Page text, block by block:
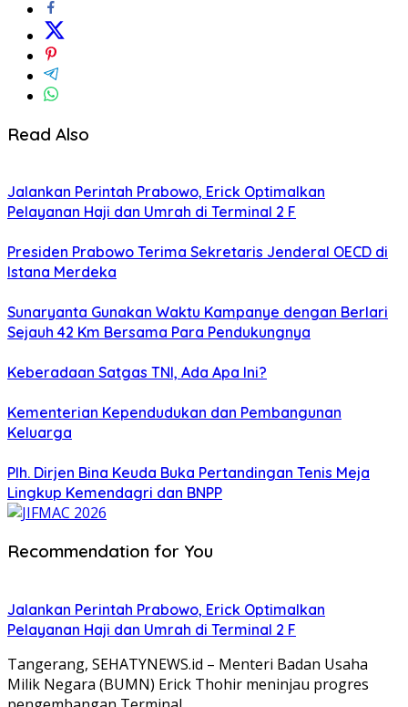
Read Also
Jalankan Perintah Prabowo, Erick Optimalkan
Pelayanan Haji dan Umrah di Terminal 2 F
Presiden Prabowo Terima Sekretaris Jenderal OECD di
Istana Merdeka
Sunaryanta Gunakan Waktu Kampanye dengan Berlari
Sejauh 42 Km Bersama Para Pendukungnya
Keberadaan Satgas TNI, Ada Apa Ini?
Kementerian Kependudukan dan Pembangunan
Keluarga
Plh. Dirjen Bina Keuda Buka Pertandingan Tenis Meja
Lingkup Kemendagri dan BNPP
Recommendation for You
Jalankan Perintah Prabowo, Erick Optimalkan
Pelayanan Haji dan Umrah di Terminal 2 F
Tangerang, SEHATYNEWS.id – Menteri Badan Usaha
Milik Negara (BUMN) Erick Thohir meninjau progres